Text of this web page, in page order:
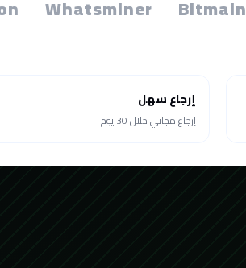
Bitmain
Whatsminer
إرجاع سهل
إرجاع مجاني خلال 30 يوم